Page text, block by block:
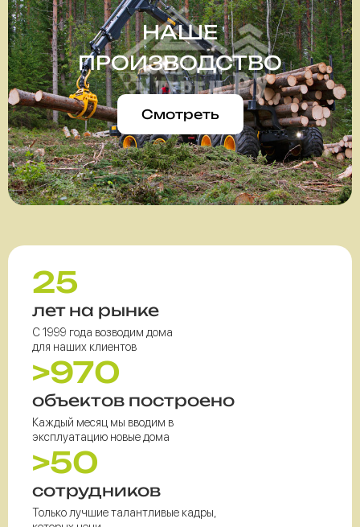
НАШЕ
ПРОИЗВОДСТВО
Смотреть
25
лет на рынке
С 1999 года возводим дома
для наших клиентов
>970
объектов построено
Каждый месяц мы вводим в
эксплуатацию новые дома
>50
сотрудников
Только лучшие талантливые кадры,